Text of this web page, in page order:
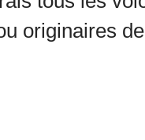
originaires